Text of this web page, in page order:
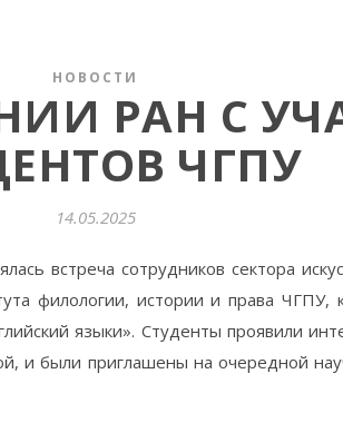
НОВОСТИ
РАН С
ЧГПУ
14.05.2025
встреча сотрудников сектора
филологии, истории и права ЧГПУ,
языки». Студенты проявили
и были приглашены на очередной